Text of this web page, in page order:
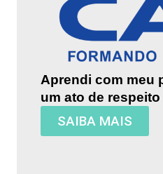
Aprendi com meu
um ato de respeito
SAIBA MAIS